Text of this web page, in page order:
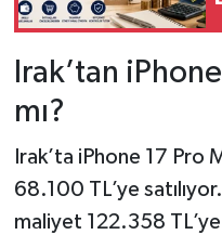
Irak’tan
mı?
Irak’ta iPhone 17 Pro
68.100 TL’ye
maliyet 122.358 TL’ye